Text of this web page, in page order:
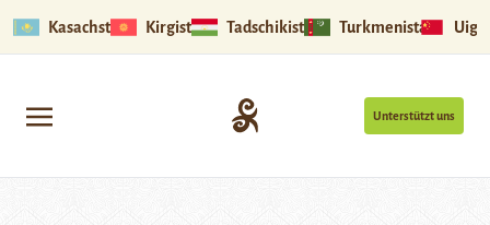
Kasachstan Kirgistan Tadschikistan Turkmenistan
Unterstützt uns